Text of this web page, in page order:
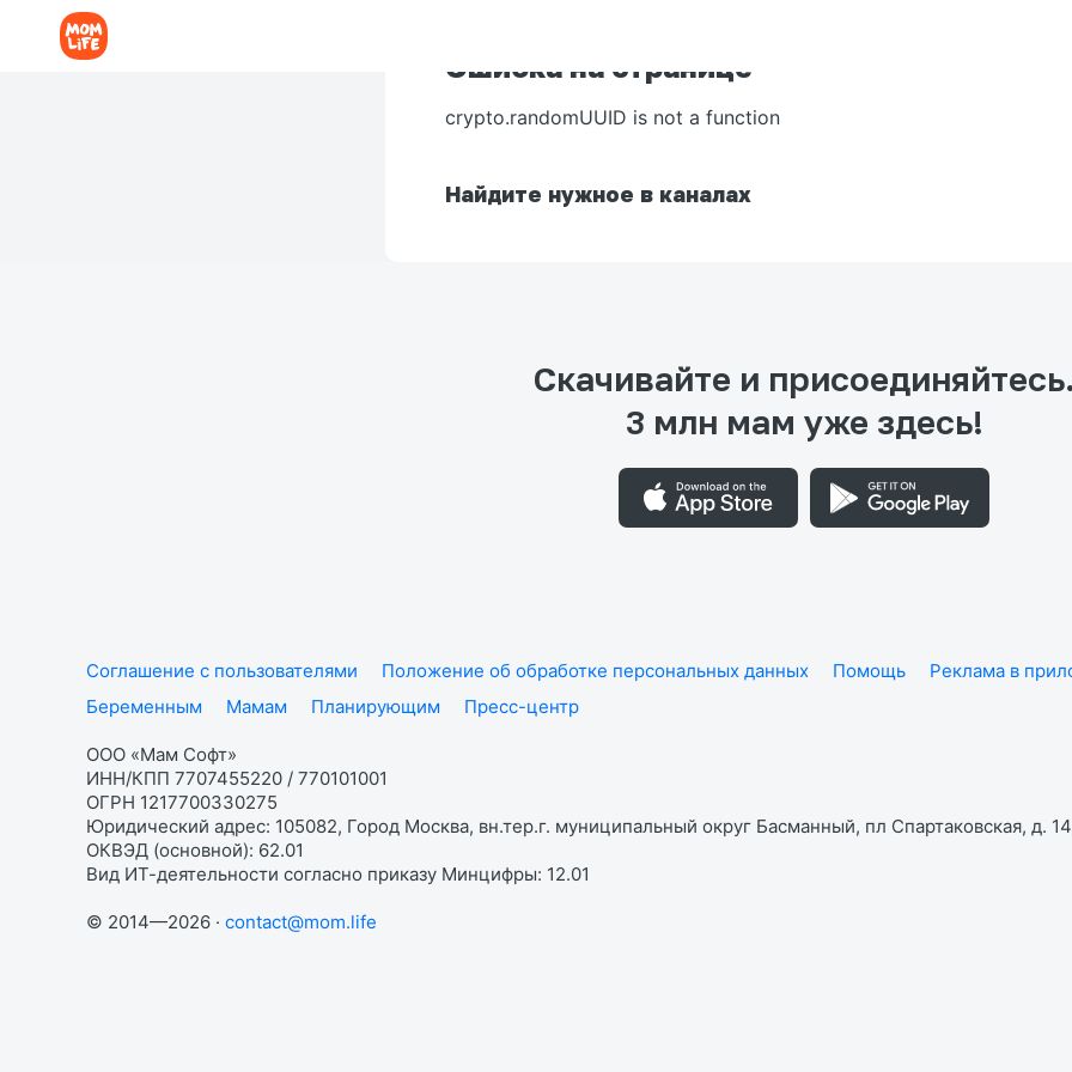
Ошибка на странице
crypto.randomUUID is not a function
Найдите нужное в каналах
Скачивайте и присоединяйтесь.
3 млн мам уже здесь!
Соглашение с пользователями Положение об обработке персональных данных Помощь Реклама в
Беременным
Мамам Планирующим Пресс-центр
ООО «Мам Софт»
ИНН/КПП 7707455220 / 770101001
ОГРН 1217700330275
Юридический адрес: 105082, Город Москва, вн.тер.г. муниципальный округ Басманный, пл Спартаковская, д.
ОКВЭД (основной): 62.01
Вид ИТ-деятельности согласно приказу Минцифры: 12.01
© 2014—2026 · contact@mom.life